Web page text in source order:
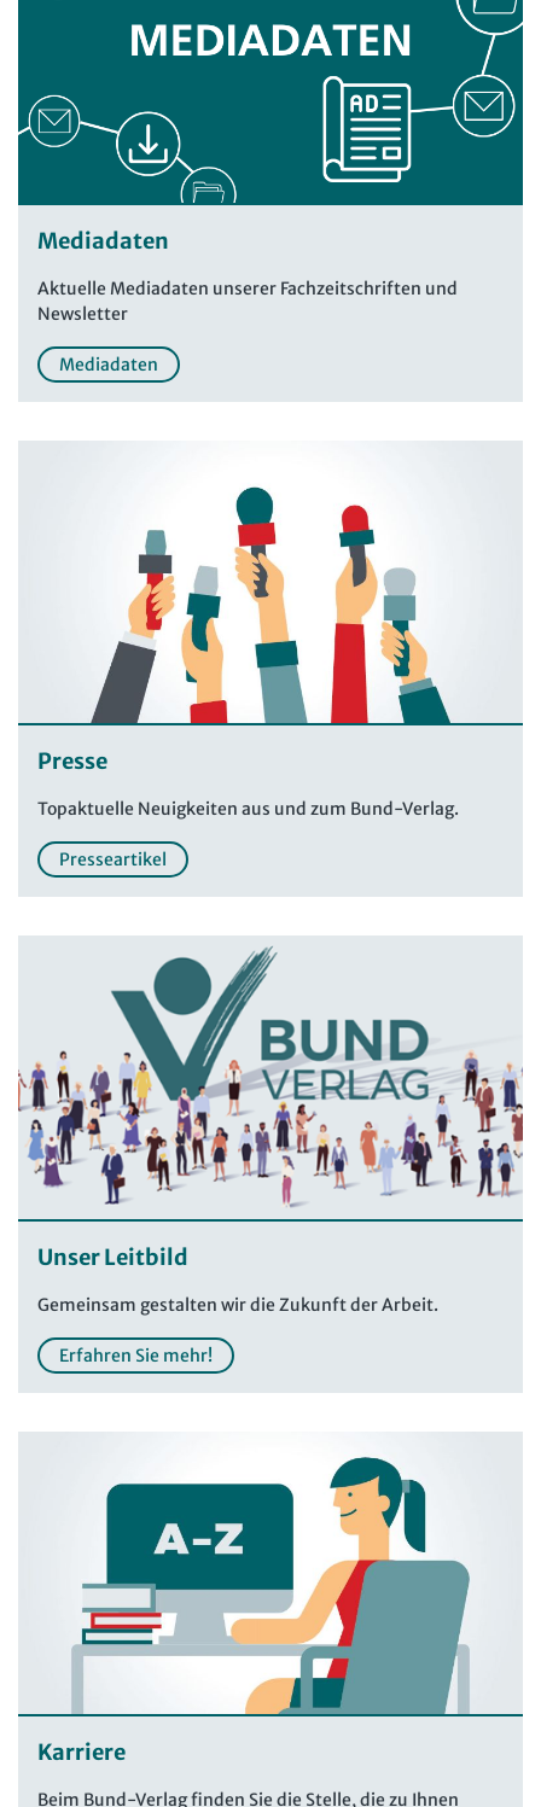
Mediadaten
Aktuelle Mediadaten unserer Fachzeitschriften und
Newsletter
Mediadaten
Presse
Topaktuelle Neuigkeiten aus und zum Bund-Verlag.
Presseartikel
Unser Leitbild
Gemeinsam gestalten wir die Zukunft der Arbeit.
Erfahren Sie mehr!
Karriere
Beim Bund-Verlag finden Sie die Stelle, die zu Ihnen